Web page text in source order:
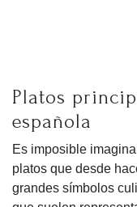
Platos
española
Es imposible
platos que desde
grandes símbolos